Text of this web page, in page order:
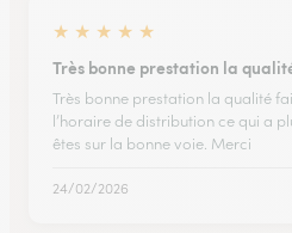
★ ★ ★ ★ ★
Très bonne prestation la
Très bonne prestation la qualité
l’horaire de distribution ce qui a
êtes sur la bonne voie. Merci
24/02/2026